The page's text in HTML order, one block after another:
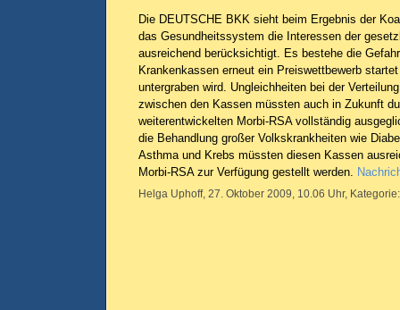
Die DEUTSCHE BKK sieht beim Ergebnis der
das Gesundheitssystem die Interessen der
ausreichend berücksichtigt. Es bestehe die
Krankenkassen erneut ein Preiswettbewerb
untergraben wird. Ungleichheiten bei der
zwischen den Kassen müssten auch in Zukunft
weiterentwickelten Morbi-RSA vollständig
die Behandlung großer Volkskrankheiten wie
Asthma und Krebs müssten diesen Kassen
Morbi-RSA zur Verfügung gestellt werden.
Helga Uphoff, 27. Oktober 2009, 10.06 Uhr,